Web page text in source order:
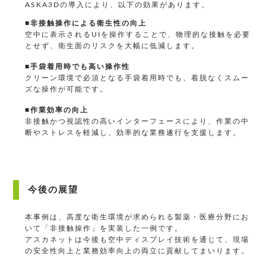
ASKA3Dの導入により、以下の効果があります。
■非接触操作による衛生性の向上
空中に表示されるUIを操作することで、物理的な接触を必要
とせず、衛生面のリスクを大幅に低減します。
■手袋着用時でも高い操作性
クリーン環境で必須となる手袋着用時でも、着脱なくスムー
ズな操作が可能です。
■作業効率の向上
非接触かつ視認性の高いインターフェースにより、作業の中
断やストレスを軽減し、効率的な業務遂行を支援します。
今後の展望
本事例は、高度な衛生環境が求められる製薬・医療分野にお
いて「非接触操作」を実装した一例です。
アスカネットは今後も空中ディスプレイ技術を通じて、現場
の安全性向上と業務効率向上の両立に貢献してまいります。